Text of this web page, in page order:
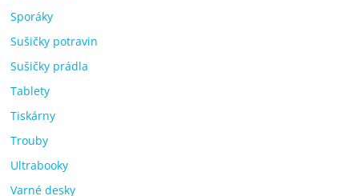
Sporáky
Sušičky potravin
Sušičky prádla
Tablety
Tiskárny
Trouby
Ultrabooky
Varné desky